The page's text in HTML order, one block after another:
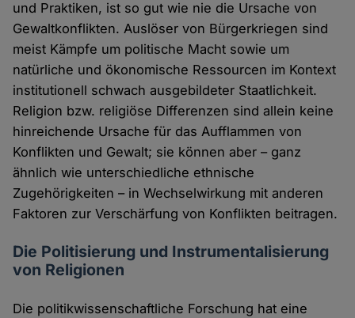
und Praktiken, ist so gut wie nie die Ursache von
Gewaltkonflikten. Auslöser von Bürgerkriegen sind
meist Kämpfe um politische Macht sowie um
natürliche und ökonomische Ressourcen im Kontext
institutionell schwach ausgebildeter Staatlichkeit.
Religion bzw. religiöse Differenzen sind allein keine
hinreichende Ursache für das Aufflammen von
Konflikten und Gewalt; sie können aber – ganz
ähnlich wie unterschiedliche ethnische
Zugehörigkeiten – in Wechselwirkung mit anderen
Faktoren zur Verschärfung von Konflikten beitragen.
Die Politisierung und Instrumentalisierung
von Religionen
Die politikwissenschaftliche Forschung hat eine